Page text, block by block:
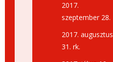
2017.
szeptember 28.
2017. augusztus
31. rk.